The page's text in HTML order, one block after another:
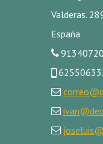
Valderas.
España